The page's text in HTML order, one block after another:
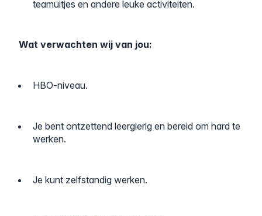
teamuitjes en andere leuke activiteiten.
Wat verwachten wij van jou:
HBO-niveau.
Je bent ontzettend leergierig en bereid om hard te
werken.
Je kunt zelfstandig werken.